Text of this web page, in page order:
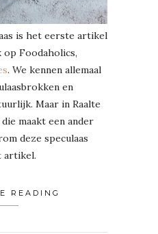
is het eerste artikel
Foodaholics,
. We kennen allemaal
en
Maar in Raalte
maakt een ander
deze speculaas
artikel.
READING